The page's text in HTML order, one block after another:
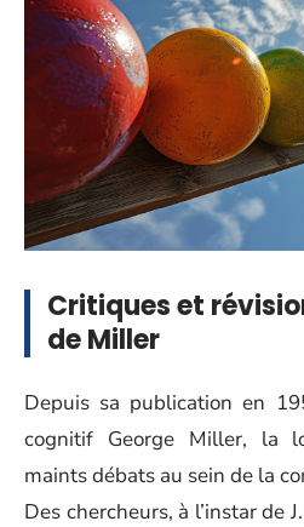
Critiques et
de Miller
Depuis sa publication en
cognitif George Miller, la
maints débats au sein de la
Des chercheurs, à l’instar de